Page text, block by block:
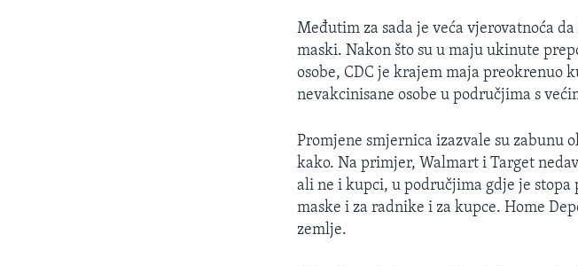
Međutim za sada je veća vjerovatnoća
maski. Nakon što su u maju ukinute
osobe, CDC je krajem maja preokrenuo
nevakcinisane osobe u područjima s
Promjene smjernica izazvale su zabunu
kako. Na primjer, Walmart i Target
ali ne i kupci, u područjima gdje je stopa
maske i za radnike i za kupce. Home
zemlje.